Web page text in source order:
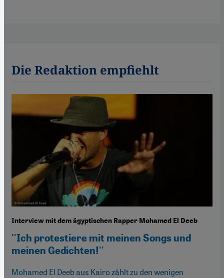
Die Redaktion empfiehlt
Interview mit dem ägyptischen Rapper Mohamed El Deeb
''Ich protestiere mit meinen Songs und
meinen Gedichten!''
Mohamed El Deeb aus Kairo zählt zu den wenigen